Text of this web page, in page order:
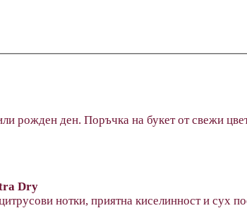
рожден ден. Поръчка на букет от свежи
Dry
нотки, приятна киселинност и сух